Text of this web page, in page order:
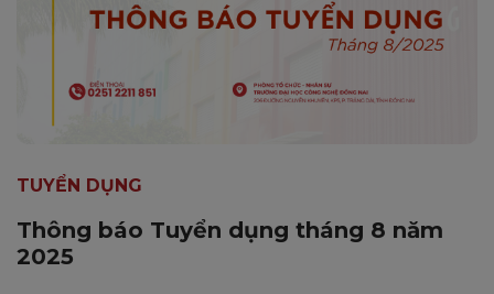
TUYỂN DỤNG
Thông báo Tuyển dụng tháng 8 năm
2025